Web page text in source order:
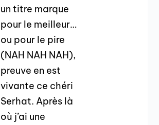
un titre marque
pour le meilleur…
ou pour le pire
(NAH NAH NAH),
preuve en est
vivante ce chéri
Serhat. Après là
où j’ai une